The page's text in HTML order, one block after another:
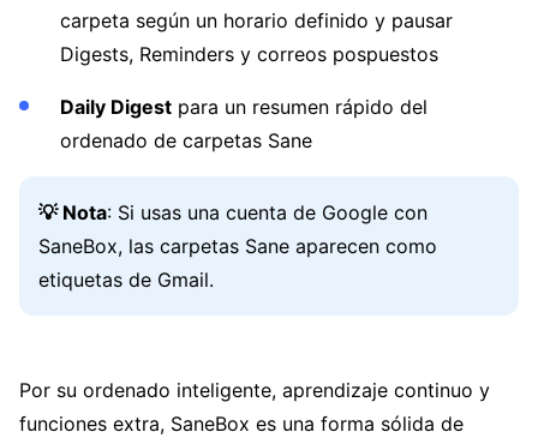
carpeta según un horario definido y pausar
Digests, Reminders y correos pospuestos
Daily Digest para un resumen rápido del
ordenado de carpetas Sane
💡 Nota: Si usas una cuenta de Google con
SaneBox, las carpetas Sane aparecen como
etiquetas de Gmail.
Por su ordenado inteligente, aprendizaje continuo y
funciones extra, SaneBox es una forma sólida de